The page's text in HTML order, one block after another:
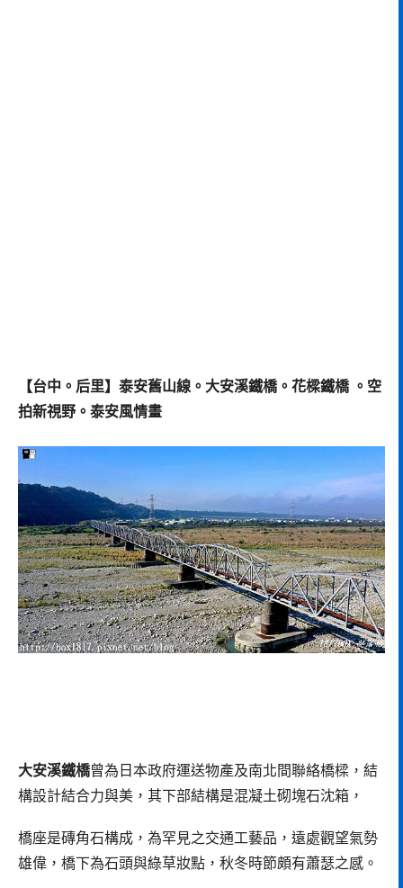
【台中。后里】泰安舊山線。大安溪鐵橋。花樑鐵橋 。空
拍新視野。泰安風情畫
大安溪鐵橋曾為日本政府運送物產及南北間聯絡橋樑，結
構設計結合力與美，其下部結構是混凝土砌塊石沈箱，
橋座是磚角石構成，為罕見之交通工藝品，遠處觀望氣勢
雄偉，橋下為石頭與綠草妝點，秋冬時節頗有蕭瑟之感。